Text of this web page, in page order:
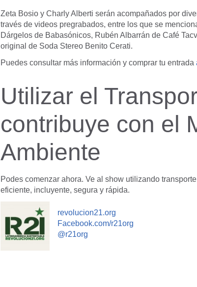
Zeta Bosio y Charly Alberti serán acompañados por
través de videos pregrabados, entre los que se
Dárgelos de Babasónicos, Rubén Albarrán de Café
original de Soda Stereo Benito Cerati.
Puedes consultar más información y comprar tu entrada
Utilizar el
contribuye con el
Ambiente
Podes comenzar ahora. Ve al show utilizando
eficiente, incluyente, segura y rápida.
revolucion21.org
Facebook.com/r21org
@r21org